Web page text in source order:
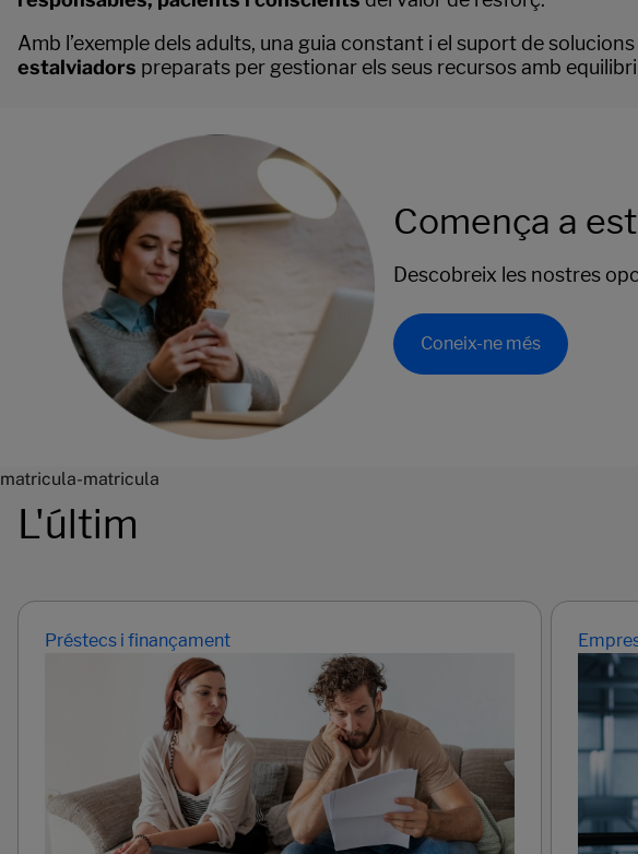
Amb l’exemple dels adults, una guia constant i el suport de
estalviadors preparats per gestionar els seus recursos amb
Comença a
Descobreix les nostres
Coneix-ne més
matricula-matricula
L'últim
Préstecs i finançament